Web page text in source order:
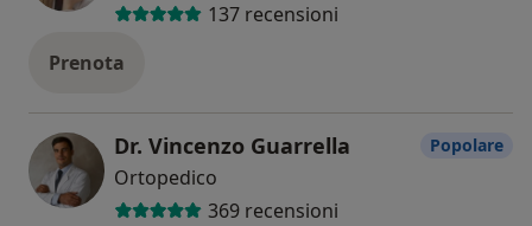
137 recensioni
Prenota
Dr. Vincenzo Guarrella
Ortopedico
369 recensioni
Popolare